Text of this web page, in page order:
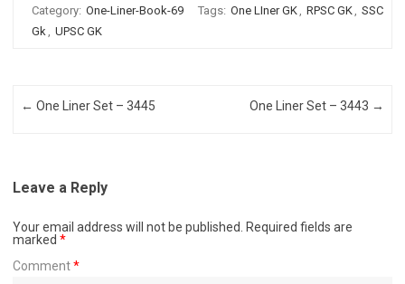
Category: One-Liner-Book-69 Tags: One LIner GK, RPSC GK, SSC
Gk, UPSC GK
Post navigation
← One Liner Set – 3445 One Liner Set – 3443 →
Leave a Reply
Your email address will not be published.
Required fields are
marked *
Comment*